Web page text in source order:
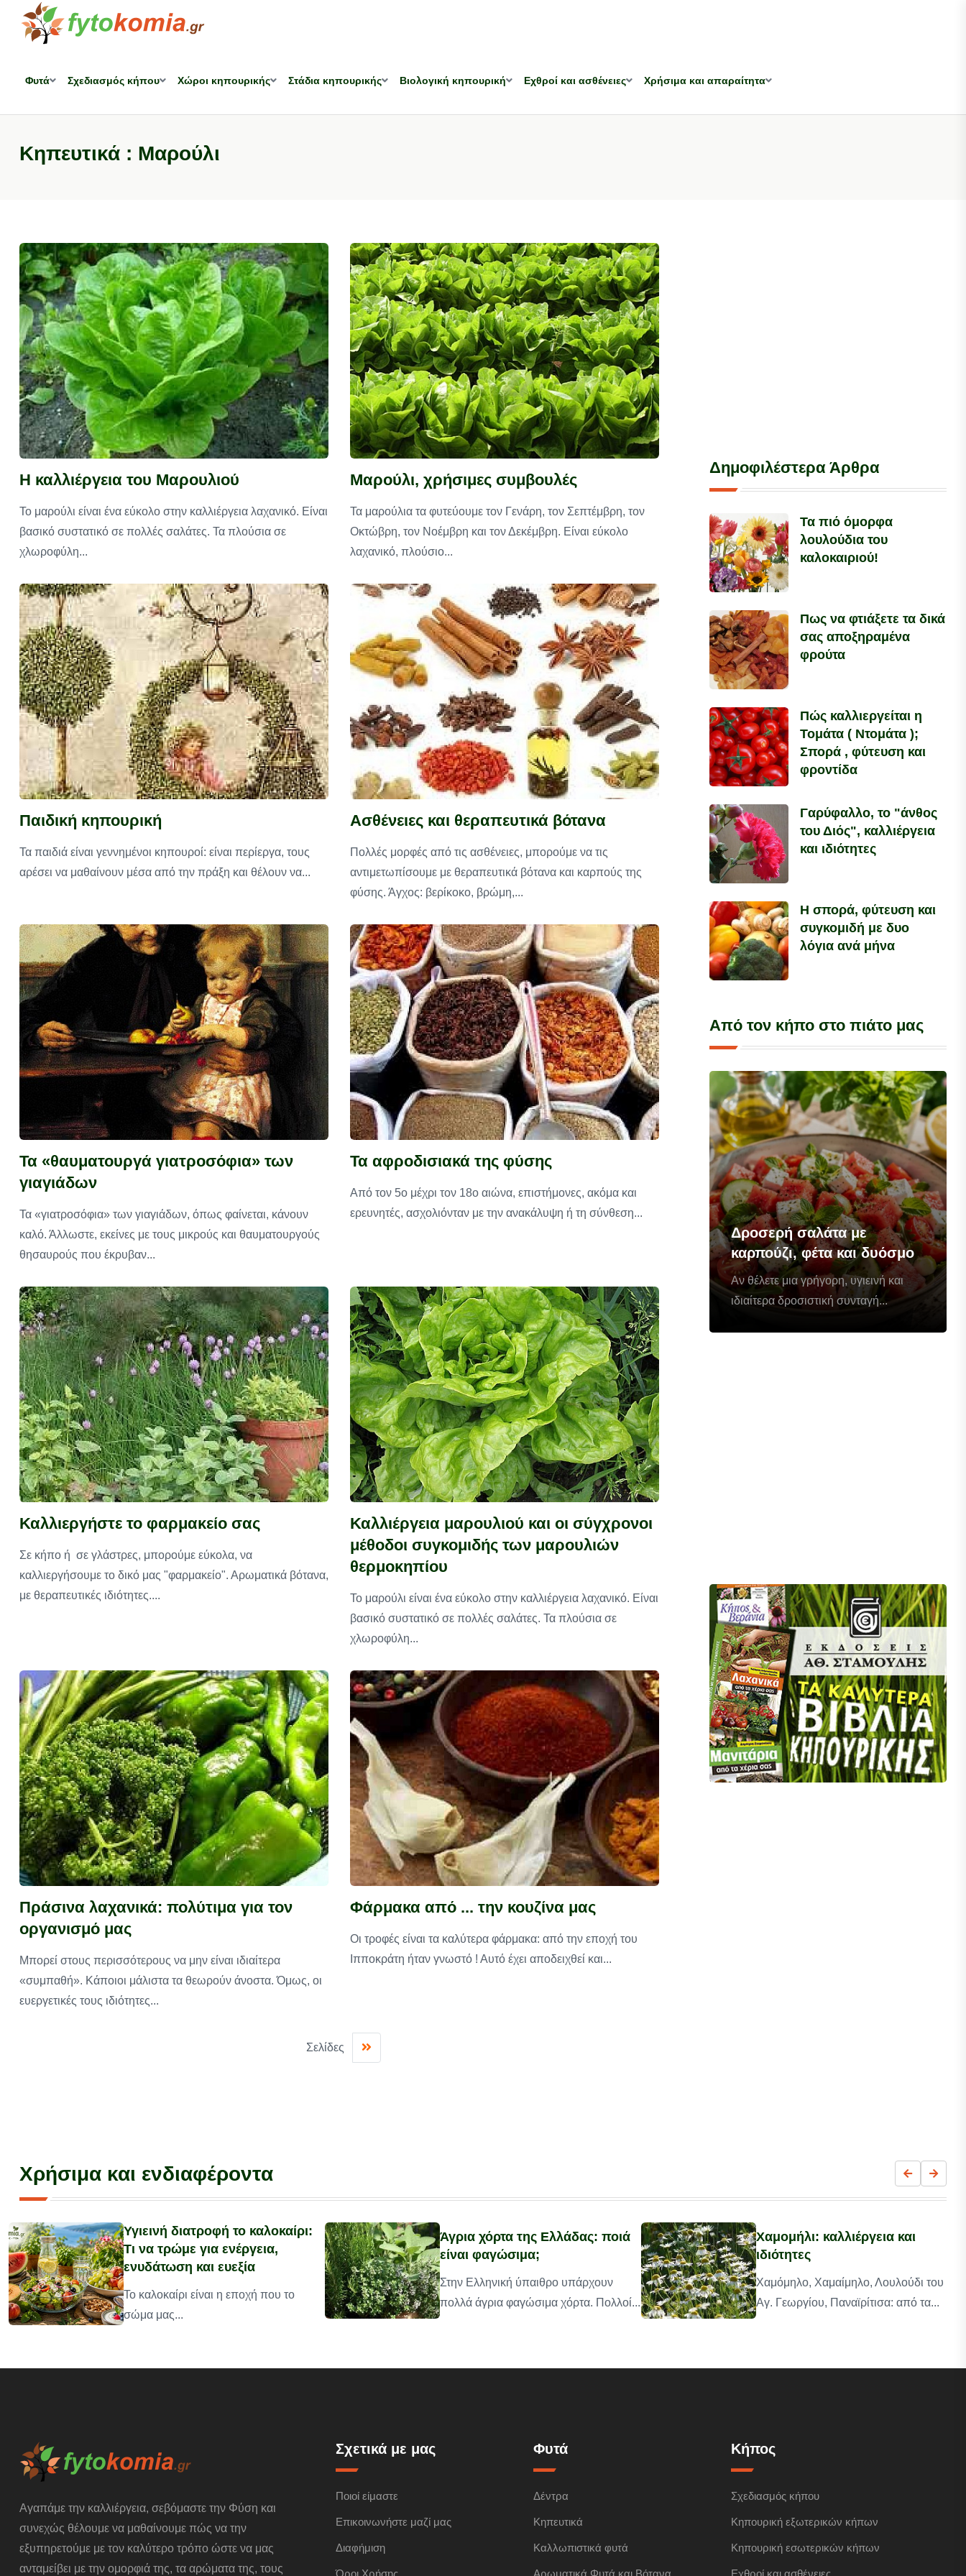
Φυτά Σχεδιασμός κήπου Χώροι κηπουρικής Στάδια κηπουρικής Βιολογική κηπουρική Εχθροί και ασθένειες Χρήσιμα και απαραίτητα
Κηπευτικά : Μαρούλι
Η καλλιέργεια του Μαρουλιού
Το μαρούλι είναι ένα εύκολο στην καλλιέργεια λαχανικό. Είναι
βασικό συστατικό σε πολλές σαλάτες. Τα πλούσια σε
χλωροφύλη...
Μαρούλι, χρήσιμες συμβουλές
Τα μαρούλια τα φυτεύουμε τον Γενάρη, τον Σεπτέμβρη, τον
Οκτώβρη, τον Νοέμβρη και τον Δεκέμβρη. Είναι εύκολο
λαχανικό, πλούσιο...
Παιδική κηπουρική
Τα παιδιά είναι γεννημένοι κηπουροί: είναι περίεργα, τους
αρέσει να μαθαίνουν μέσα από την πράξη και θέλουν να...
Ασθένειες και θεραπευτικά βότανα
Πολλές μορφές από τις ασθένειες, μπορούμε να τις
αντιμετωπίσουμε με θεραπευτικά βότανα και καρπούς της
φύσης. Άγχος: βερίκοκο, βρώμη,...
Τα «θαυματουργά γιατροσόφια» των
γιαγιάδων
Τα «γιατροσόφια» των γιαγιάδων, όπως φαίνεται, κάνουν
καλό. Άλλωστε, εκείνες με τους μικρούς και θαυματουργούς
θησαυρούς που έκρυβαν...
Τα αφροδισιακά της φύσης
Από τον 5ο μέχρι τον 18ο αιώνα, επιστήμονες, ακόμα και
ερευνητές, ασχολιόνταν με την ανακάλυψη ή τη σύνθεση...
Καλλιεργήστε το φαρμακείο σας
Σε κήπο ή σε γλάστρες, μπορούμε εύκολα, να
καλλιεργήσουμε το δικό μας "φαρμακείο". Αρωματικά βότανα,
με θεραπευτικές ιδιότητες....
Καλλιέργεια μαρουλιού και οι σύγχρονοι
μέθοδοι συγκομιδής των μαρουλιών
θερμοκηπίου
Το μαρούλι είναι ένα εύκολο στην καλλιέργεια λαχανικό. Είναι
βασικό συστατικό σε πολλές σαλάτες. Τα πλούσια σε
χλωροφύλη...
Πράσινα λαχανικά: πολύτιμα για τον
οργανισμό μας
Μπορεί στους περισσότερους να μην είναι ιδιαίτερα
«συμπαθή». Κάποιοι μάλιστα τα θεωρούν άνοστα. Όμως, οι
ευεργετικές τους ιδιότητες...
Φάρμακα από ... την κουζίνα μας
Οι τροφές είναι τα καλύτερα φάρμακα: από την εποχή του
Ιπποκράτη ήταν γνωστό ! Αυτό έχει αποδειχθεί και...
Σελίδες
Δημοφιλέστερα Άρθρα
Τα πιό όμορφα
λουλούδια του
καλοκαιριού!
Πως να φτιάξετε τα δικά
σας αποξηραμένα
φρούτα
Πώς καλλιεργείται η
Τομάτα ( Ντομάτα );
Σπορά , φύτευση και
φροντίδα
Γαρύφαλλο, το "άνθος
του Διός", καλλιέργεια
και ιδιότητες
Η σπορά, φύτευση και
συγκομιδή με δυο
λόγια ανά μήνα
Από τον κήπο στο πιάτο μας
Δροσερή σαλάτα με
καρπούζι, φέτα και δυόσμο
Αν θέλετε μια γρήγορη, υγιεινή και
ιδιαίτερα δροσιστική συνταγή...
Χρήσιμα και ενδιαφέροντα
Υγιεινή διατροφή το καλοκαίρι:
Τι να τρώμε για ενέργεια,
ενυδάτωση και ευεξία
Το καλοκαίρι είναι η εποχή που το
σώμα μας...
Άγρια χόρτα της Ελλάδας: ποιά
είναι φαγώσιμα;
Στην Ελληνική ύπαιθρο υπάρχουν
πολλά άγρια φαγώσιμα χόρτα. Πολλοί...
Χαμομήλι: καλλιέργεια και
ιδιότητες
Χαμόμηλο, Χαμαίμηλο, Λουλούδι του
Αγ. Γεωργίου, Παναϊρίτισα: από τα...
Αγαπάμε την καλλιέργεια, σεβόμαστε την Φύση και
συνεχώς θέλουμε να μαθαίνουμε πώς να την
εξυπηρετούμε με τον καλύτερο τρόπο ώστε να μας
ανταμείβει με την ομορφιά της, τα αρώματα της, τους
Σχετικά με μας
Ποιοί είμαστε
Επικοινωνήστε μαζί μας
Διαφήμιση
Φυτά
Δέντρα
Κηπευτικά
Καλλωπιστικά φυτά
Κήπος
Σχεδιασμός κήπου
Κηπουρική εξωτερικών κήπων
Κηπουρική εσωτερικών κήπων